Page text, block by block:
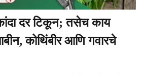
दर टिकून; तसेच काय
कोथिंबीर आणि गवारचे